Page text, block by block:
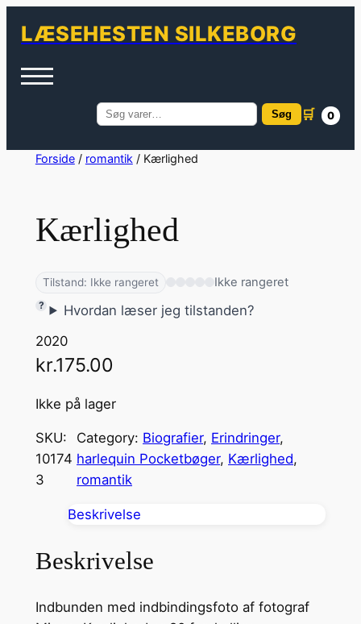
LÆSEHESTEN SILKEBORG
Søg
Søg 🛒 0
SpringForside/ romantik / Kærlighed
Kærlighed
Tilstand: Ikke rangeret Ikke rangeret
Hvordan læser jeg tilstanden?
2020
kr.175.00
Ikke på lager
SKU:
10174
3
Category: Biografier, Erindringer
harlequin Pocketbøger, Kærlighed
romantik
Beskrivelse
Beskrivelse
Indbunden med indbindingsfoto af fotograf